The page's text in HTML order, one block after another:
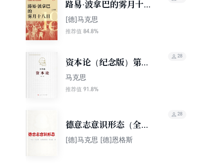
路易·波拿巴的雾月十八
日
[德]马克思
推荐值 84.8%
资本论（纪念版）第一
卷
马克思
推荐值 91.8%
28
德意志意识形态（全
本）
[德]马克思 [德]恩格斯
28